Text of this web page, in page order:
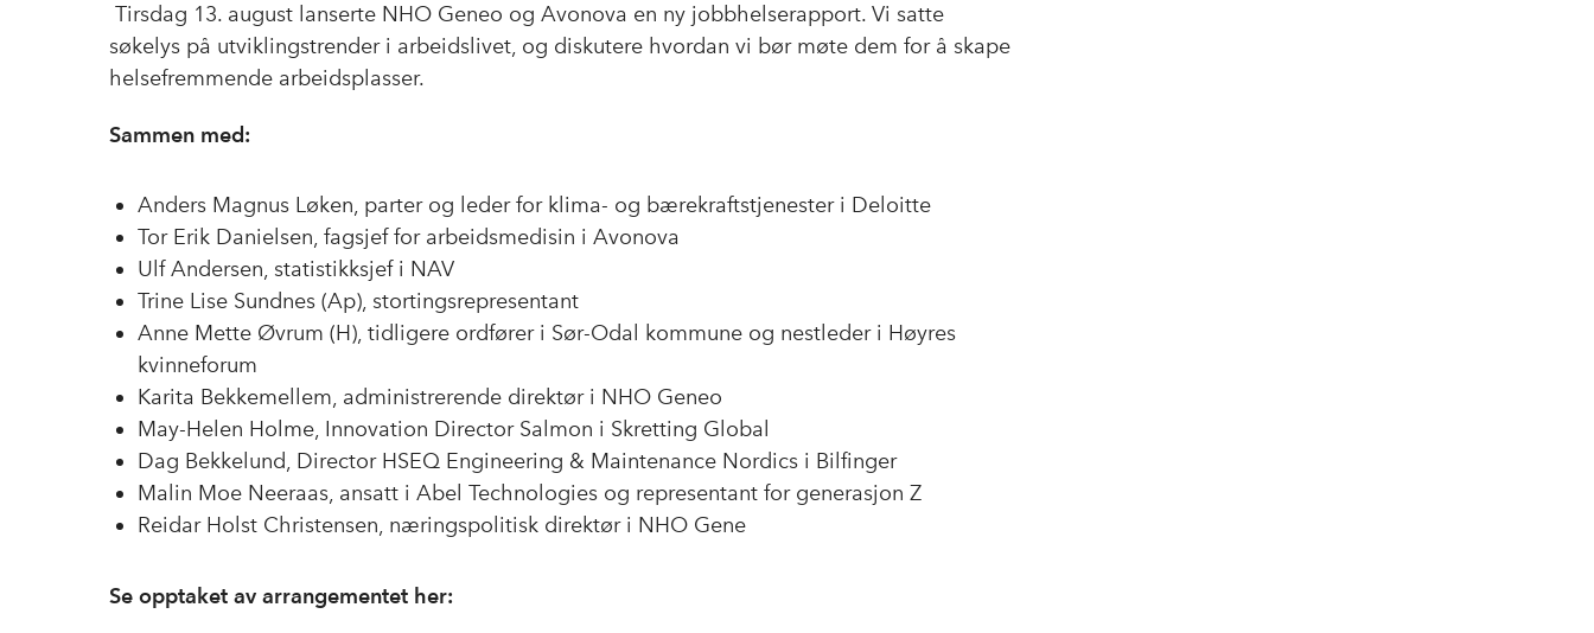
Tirsdag 13. august lanserte NHO Geneo og Avonova en ny jobbhelserapport. Vi satte
søkelys på utviklingstrender i arbeidslivet, og diskutere hvordan vi bør møte dem for å skape
helsefremmende arbeidsplasser.
Sammen med:
Anders Magnus Løken, parter og leder for klima- og bærekraftstjenester i Deloitte
Tor Erik Danielsen, fagsjef for arbeidsmedisin i Avonova
Ulf Andersen, statistikksjef i NAV
Trine Lise Sundnes (Ap), stortingsrepresentant
Anne Mette Øvrum (H), tidligere ordfører i Sør-Odal kommune og nestleder i Høyres
kvinneforum
Karita Bekkemellem, administrerende direktør i NHO Geneo
May-Helen Holme, Innovation Director Salmon i Skretting Global
Dag Bekkelund, Director HSEQ Engineering & Maintenance Nordics i Bilfinger
Malin Moe Neeraas, ansatt i Abel Technologies og representant for generasjon Z
Reidar Holst Christensen, næringspolitisk direktør i NHO Gene
Se opptaket av arrangementet her: